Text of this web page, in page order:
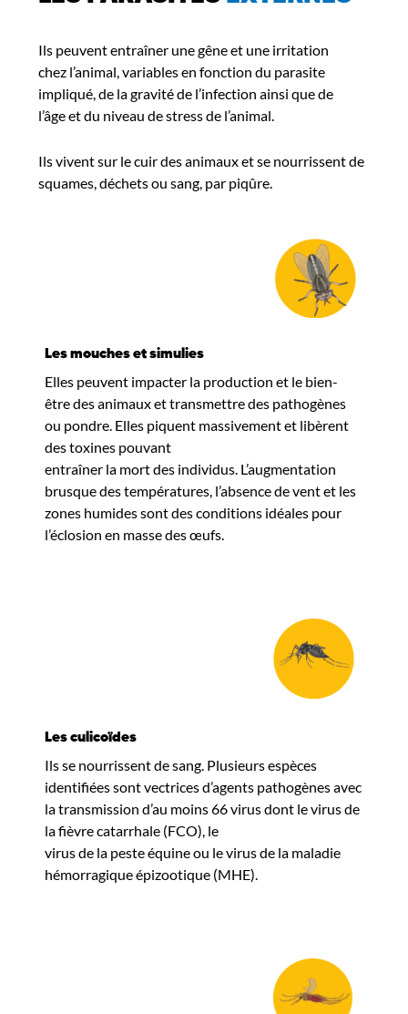
Ils peuvent entraîner une gêne et une irritation
chez l’animal, variables en fonction du parasite
impliqué, de la gravité de l’infection ainsi que de
l’âge et du niveau de stress de l’animal.
Ils vivent sur le cuir des animaux et se nourrissent de
squames, déchets ou sang, par piqûre.
Les mouches et simulies
Elles peuvent impacter la production et le bien-
être des animaux et transmettre des pathogènes
ou pondre. Elles piquent massivement et libèrent
des toxines pouvant
entraîner la mort des individus. L’augmentation
brusque des températures, l’absence de vent et les
zones humides sont des conditions idéales pour
l’éclosion en masse des œufs.
Les culicoïdes
Ils se nourrissent de sang. Plusieurs espèces
identifiées sont vectrices d’agents pathogènes avec
la transmission d’au moins 66 virus dont le virus de
la fièvre catarrhale (FCO), le
virus de la peste équine ou le virus de la maladie
hémorragique épizootique (MHE).